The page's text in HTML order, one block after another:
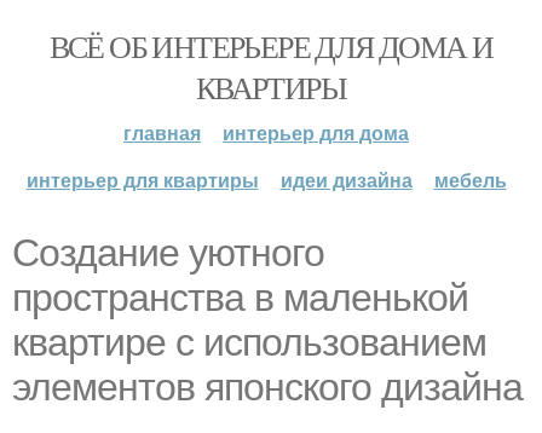
ВСЁ ОБ ИНТЕРЬЕРЕ ДЛЯ ДОМА И
КВАРТИРЫ
главная
интерьер для дома
интерьер для квартиры
идеи дизайна мебель
Создание уютного
пространства в маленькой
квартире с использованием
элементов японского дизайна